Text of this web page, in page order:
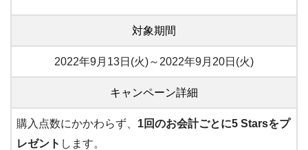
対象期間
2022年9月13日(火)～2022年9月20日(火)
キャンペーン詳細
購入点数にかかわらず、 1回のお会計ごとに5 Starsをプ
レゼント します。